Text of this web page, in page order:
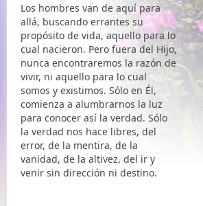
Los hombres van de aquí para
allá, buscando errantes su
propósito de vida, aquello para lo
cual nacieron. Pero fuera del Hijo,
nunca encontraremos la razón de
vivir, ni aquello para lo cual
somos y existimos. Sólo en Él,
comienza a alumbrarnos la luz
para conocer así la verdad. Sólo
la verdad nos hace libres, del
error, de la mentira, de la
vanidad, de la altivez, del ir y
venir sin dirección ni destino.